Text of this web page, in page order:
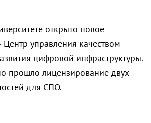
открыто новое
управления качеством
цифровой инфраструктуры.
прошло лицензирование двух
для СПО.